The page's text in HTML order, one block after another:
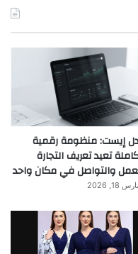
إيست: منظومة رقمية
تعيد تعريف التجارة
والتواصل في مكان واحد
18, 2026